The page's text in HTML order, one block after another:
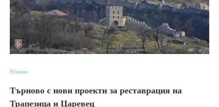
Новини
Търново с нови проекти за реставрация на
Трапезица и Царевец